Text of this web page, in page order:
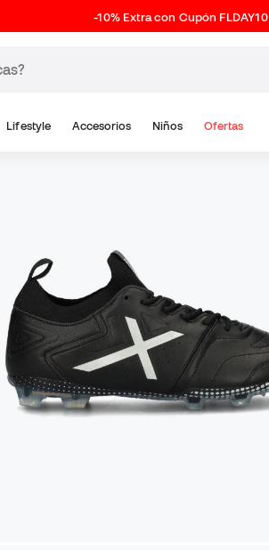
-10% Extra con Cupón FLDAY10
Lifestyle Accesorios Niños Ofertas